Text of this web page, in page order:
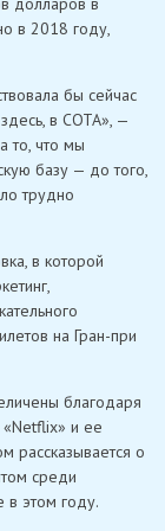
в 2018 году,
бы сейчас
в COTA», —
то, что мы
базу — до того,
трудно
в которой
на Гран-при
благодаря
«Netflix» и ее
рассказывается о
среди
в этом году.